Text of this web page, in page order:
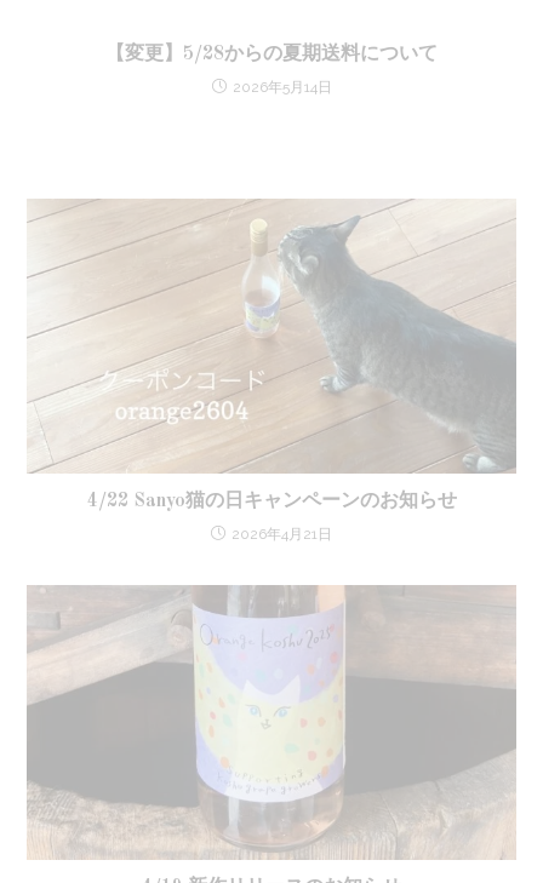
【変更】5/28からの夏期送料について
2026年5月14日
4/22 Sanyo猫の日キャンペーンのお知らせ
2026年4月21日